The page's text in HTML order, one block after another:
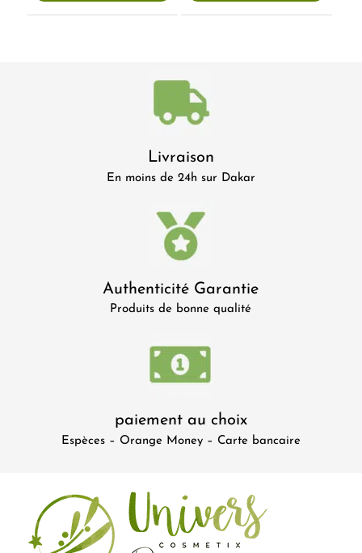
Livraison
En moins de 24h sur Dakar
Authenticité Garantie
Produits de bonne qualité
paiement au choix
Espèces – Orange Money – Carte bancaire